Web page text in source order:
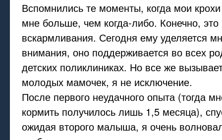
Вспомнились те моменты, когда мои
мне больше, чем когда-либо. Конечно, это
вскармливания. Сегодня ему уделяется
внимания, оно поддерживается во всех
детских поликлиниках. Но все же
молодых мамочек, я не исключение.
После первого неудачного опыта (тогда
кормить получилось лишь 1,5 месяца),
ожидая второго малыша, я очень